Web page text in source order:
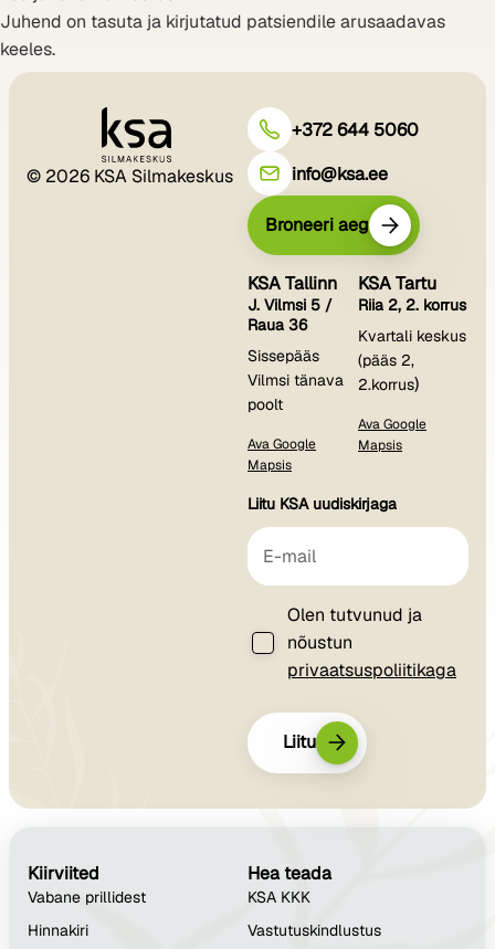
Juhend on tasuta ja kirjutatud patsiendile arusaadavas
keeles.
© 2026 KSA Silmakeskus
+372 644 5060
info@ksa.ee
Broneeri aeg
KSA Tallinn
J. Vilmsi 5 /
Raua 36
Sissepääs
Vilmsi tänava
poolt
Ava Google
Mapsis
KSA Tartu
Riia 2, 2. korrus
Kvartali keskus
(pääs 2,
2.korrus)
Ava Google
Mapsis
Liitu KSA uudiskirjaga
Olen tutvunud ja
nõustun
privaatsuspoliitikaga
Liitu
Kiirviited
Vabane prillidest
Hinnakiri
Hea teada
KSA KKK
Vastutuskindlustus